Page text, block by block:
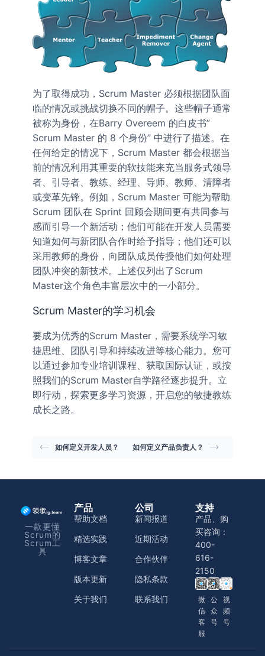
为了取得成功，Scrum Master 必须根据团队面
临的情况或挑战切换不同的帽子。这些帽子通常
被称为身份，在Barry Overeem 的白皮书”
Scrum Master 的 8 个身份” 中进行了描述。在
任何给定的情况下，Scrum Master 都会根据当
前的情况利用其重要的软技能来充当服务式领导
者、引导者、教练、经理、导师、教师、清障者
或变革先锋。例如，Scrum Master 可能为帮助
Scrum 团队在 Sprint 回顾会期间更有共同参与
感而引导一个新活动；他们可能在开发人员需要
知道如何与新团队合作时给予指导；他们还可以
采用教师的身份，向团队成员传授他们如何处理
团队冲突的新技术。上述仅列出了Scrum
Master这个角色丰富层次中的一小部分。
Scrum Master的学习机会
要成为优秀的Scrum Master，需要系统学习敏
捷思维、团队引导和持续改进等核心能力。您可
以通过参加专业培训课程、获取国际认证，或按
照我们的Scrum Master自学路径逐步提升。立
即行动，探索更多学习资源，开启您的敏捷教练
成长之路。
如何定义开发人员？ 如何定义产品负责人？
一款更懂
Scrum的
Scrum工
具
产品
帮助文档
精选实践
博客文章
版本更新
关于我们
公司
新闻报道
近期活动
合作伙伴
隐私条款
联系我们
支持
产品、购
买咨询：
400-
616-
2150
微
信
客
服
公
众
号
视
频
号